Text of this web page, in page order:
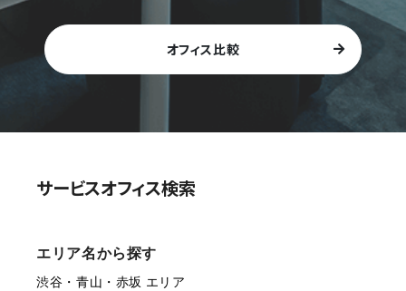
オフィス比較
サービスオフィス検索
エリア名から探す
渋谷・青山・赤坂 エリア